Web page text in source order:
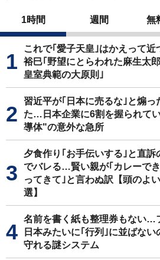
1時間 週間 無
これで｢愛子天皇｣はかえって
裕巳｢野望にとらわれた麻生太
皇室典範の大原則｣
習近平が｢日本に売るな｣と煽っ
た…日本企業に6割を握られて
導体"の意外な急所
夕食作り｢お手伝いする｣と直訴
でバレる…賢い親が｢カレーで
ってきて｣と言わぬ訳【頭のよ
選】
名前を書く紙も整理券もない…
日本みたいに｢行列｣に並ばない
守れる謎システム